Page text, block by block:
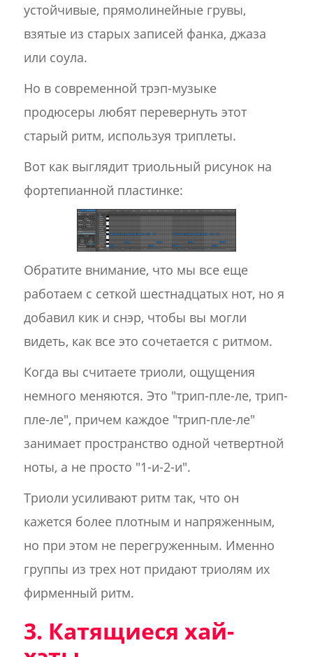
устойчивые, прямолинейные грувы,
взятые из старых записей фанка, джаза
или соула.
Но в современной трэп-музыке
продюсеры любят перевернуть этот
старый ритм, используя триплеты.
Вот как выглядит триольный рисунок на
фортепианной пластинке:
Обратите внимание, что мы все еще
работаем с сеткой шестнадцатых нот, но я
добавил кик и снэр, чтобы вы могли
видеть, как все это сочетается с ритмом.
Когда вы считаете триоли, ощущения
немного меняются. Это "трип-пле-ле, трип-
пле-ле", причем каждое "трип-пле-ле"
занимает пространство одной четвертной
ноты, а не просто "1-и-2-и".
Триоли усиливают ритм так, что он
кажется более плотным и напряженным,
но при этом не перегруженным. Именно
группы из трех нот придают триолям их
фирменный ритм.
3. Катящиеся хай-